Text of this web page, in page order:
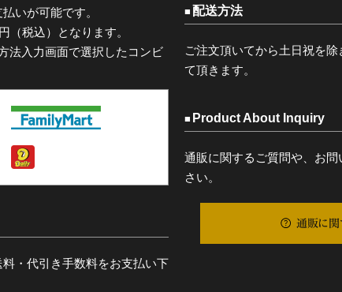
いが可能です。
（税込）となります。
法入力画面で選択したコンビ
・代引き手数料をお支払い下
配送方法
ご注文頂いてから土日祝を
て頂きます。
Product About Inquiry
通販に関するご質問や、お
さい。
通販に関